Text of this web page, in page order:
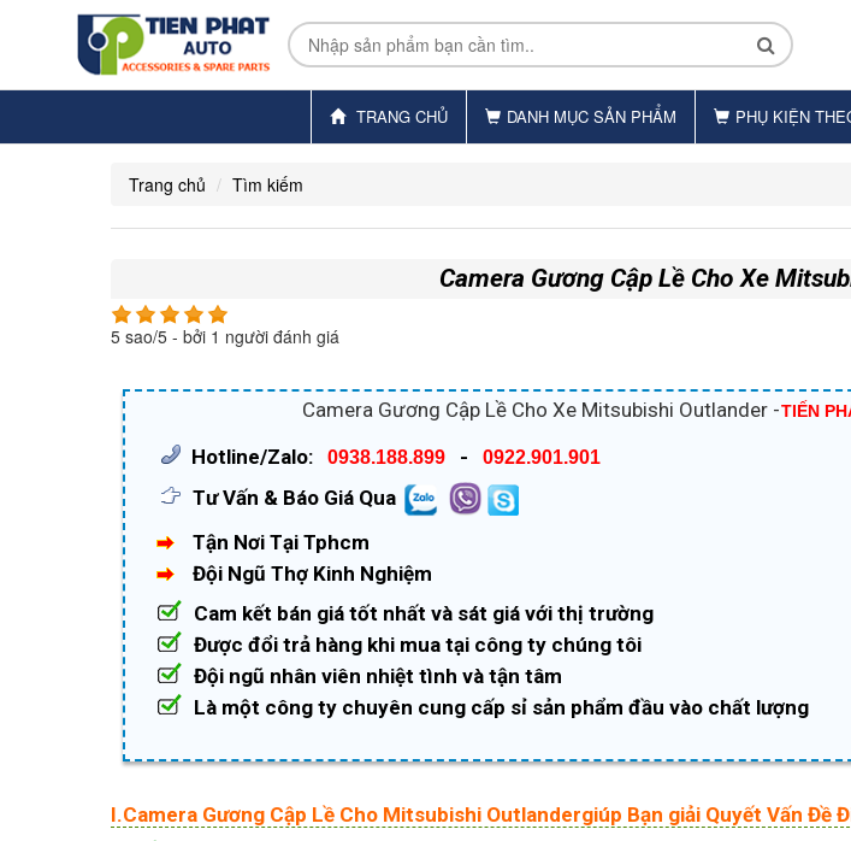
TRANG CHỦ DANH MỤC SẢN PHẨM PHỤ KIỆN
Trang chủ Tìm kiếm
Camera Gương Cập Lề Cho Xe
5 sao/5 - bởi 1 người đánh giá
Camera Gương Cập Lề Cho Xe Mitsubishi Outlander -TIẾN
Hotline/Zalo: 0938.188.899 - 0922.901.901
Tư Vấn & Báo Giá Qua
Tận Nơi Tại Tphcm
Đội Ngũ Thợ Kinh Nghiệm
Cam kết bán giá tốt nhất và sát giá với thị trường
Được đổi trả hàng khi mua tại công ty chúng tôi
Đội ngũ nhân viên nhiệt tình và tận tâm
Là một công ty chuyên cung cấp sỉ sản phẩm đầu vào chất lượng
I.Camera Gương Cập Lề Cho Mitsubishi Outlandergiúp Bạn giải Quyết Vấn Đề